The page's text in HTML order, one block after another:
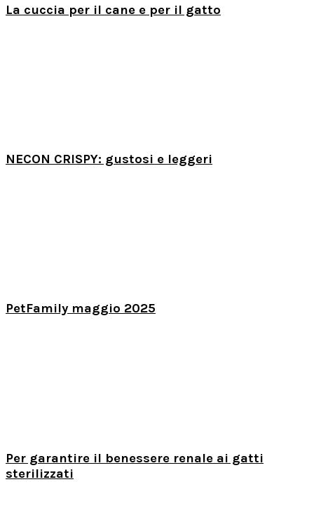
La cuccia per il cane e per il gatto
NECON CRISPY: gustosi e leggeri
PetFamily maggio 2025
Per garantire il benessere renale ai gatti
sterilizzati